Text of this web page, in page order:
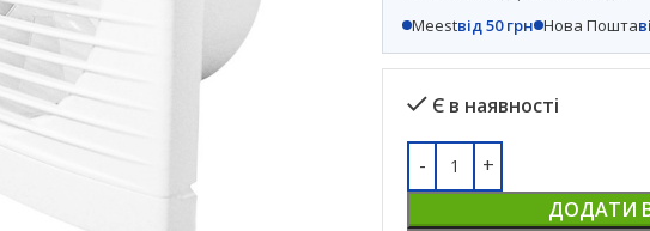
Meestвід 50 грн Нова Пошта
Є в наявності
ДОДАТИ